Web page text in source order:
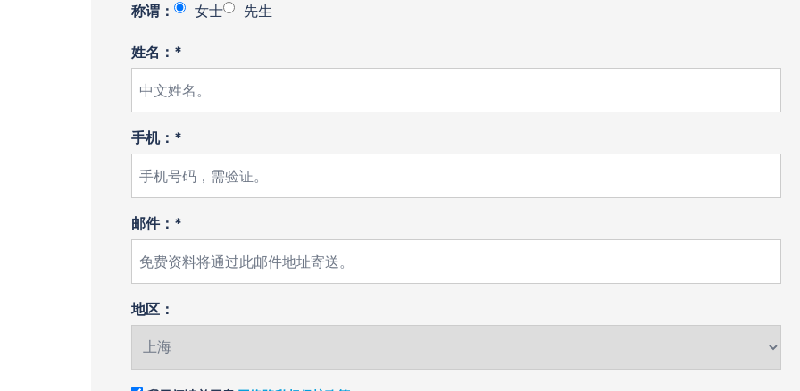
称谓： 女士 先生
姓名：*
手机：*
邮件：*
地区：